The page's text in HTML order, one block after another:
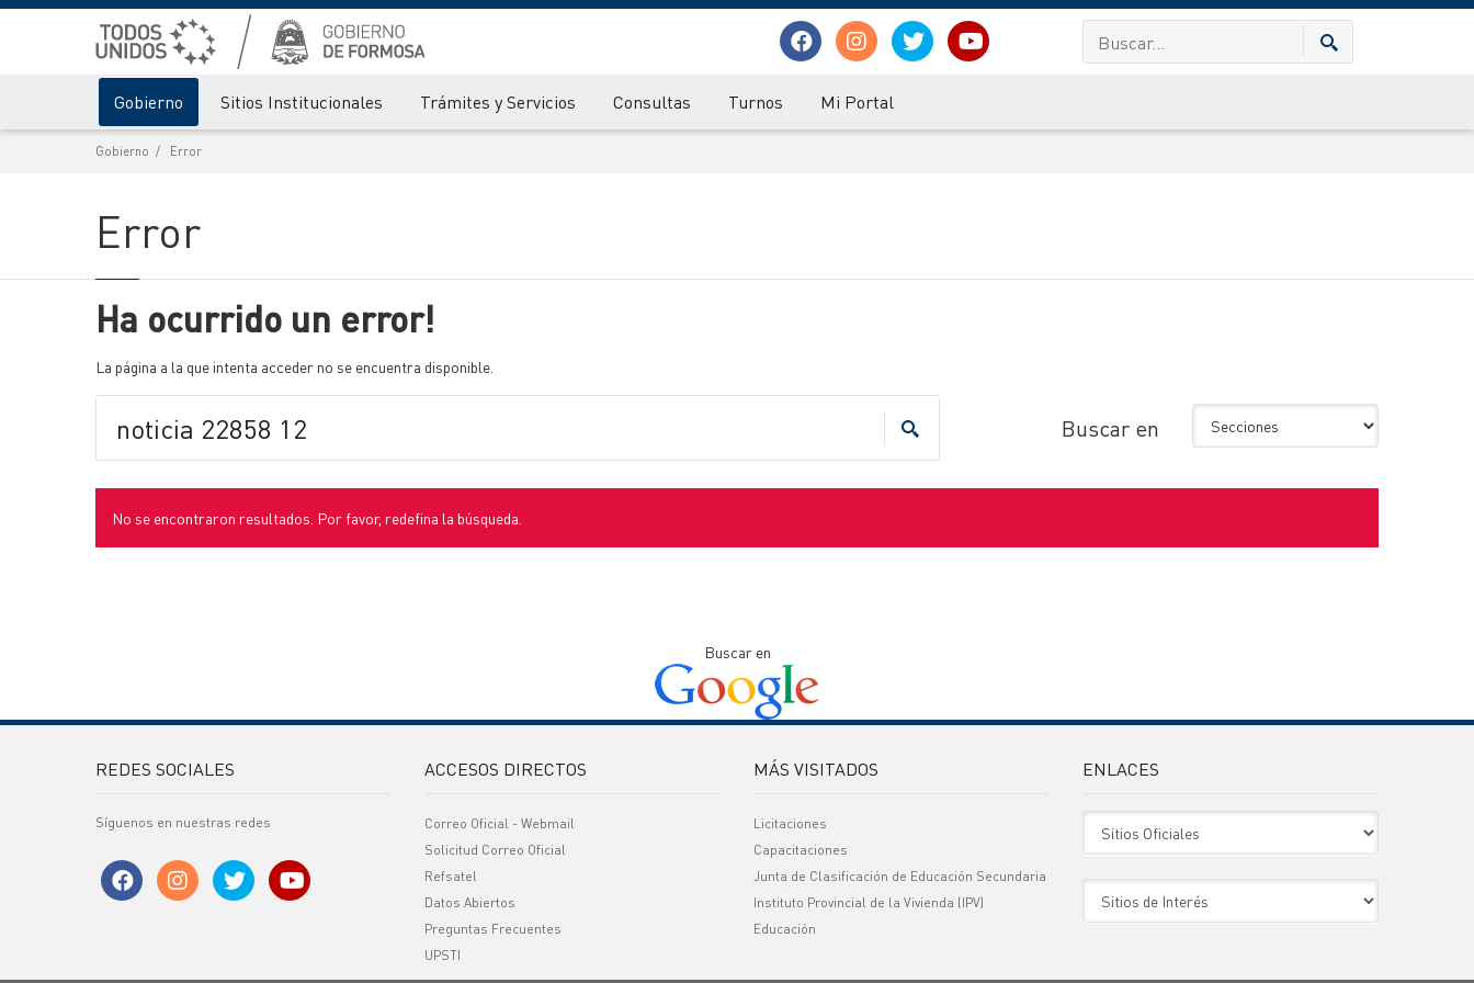
Gobierno Sitios Institucionales Trámites y Servicios Consultas Turnos Mi Portal
Gobierno Error
Error
Ha ocurrido un error!
La página a la que intenta acceder no se encuentra disponible.
Buscar en
No se encontraron resultados. Por favor, redefina la búsqueda.
Buscar en
REDES SOCIALES
Síguenos en nuestras redes
ACCESOS DIRECTOS
Correo Oficial - Webmail
Solicitud Correo Oficial
Refsatel
Datos Abiertos
Preguntas Frecuentes
UPSTI
MÁS VISITADOS
Licitaciones
Capacitaciones
Junta de Clasificación de Educación Secundaria
Instituto Provincial de la Vivienda (IPV)
Educación
ENLACES